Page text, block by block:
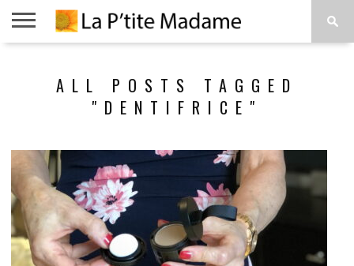
VIVRE
PROPOSALL POSTS TAGGED
"DENTIFRICE"